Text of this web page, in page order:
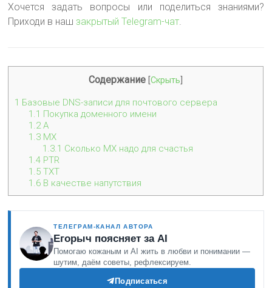
Хочется задать вопросы или поделиться знаниями?
Приходи в нашзакрытый Telegram-чат.
Содержание [Скрыть
1 Базовые DNS-записи для почтового сервера
1.1 Покупка доменного имени
1.2A
1.3 MX
1.3.1 Сколько MX надо для счастья
1.4 PTR
1.5 TXT
1.6 В качестве напутствия
ТЕЛЕГРАМ-КАНАЛ АВТОРА
Егорыч поясняет за AI
Помогаю кожаным и AI жить в любви и понимании —
шутим, даём советы, рефлексируем.
Подписаться